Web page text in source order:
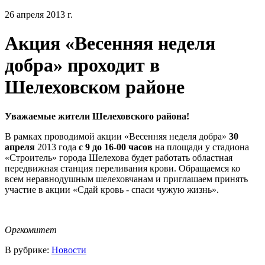
26 апреля 2013 г.
Акция «Весенняя неделя
добра» проходит в
Шелеховском районе
Уважаемые жители Шелеховского района!
В рамках проводимой акции «Весенняя неделя добра» 30
апреля 2013 года с 9 до 16-00 часов на площади у стадиона
«Строитель» города Шелехова будет работать областная
передвижная станция переливания крови. Обращаемся ко
всем неравнодушным шелеховчанам и приглашаем принять
участие в акции «Сдай кровь - спаси чужую жизнь».
Оргкомитет
В рубрике: Новости